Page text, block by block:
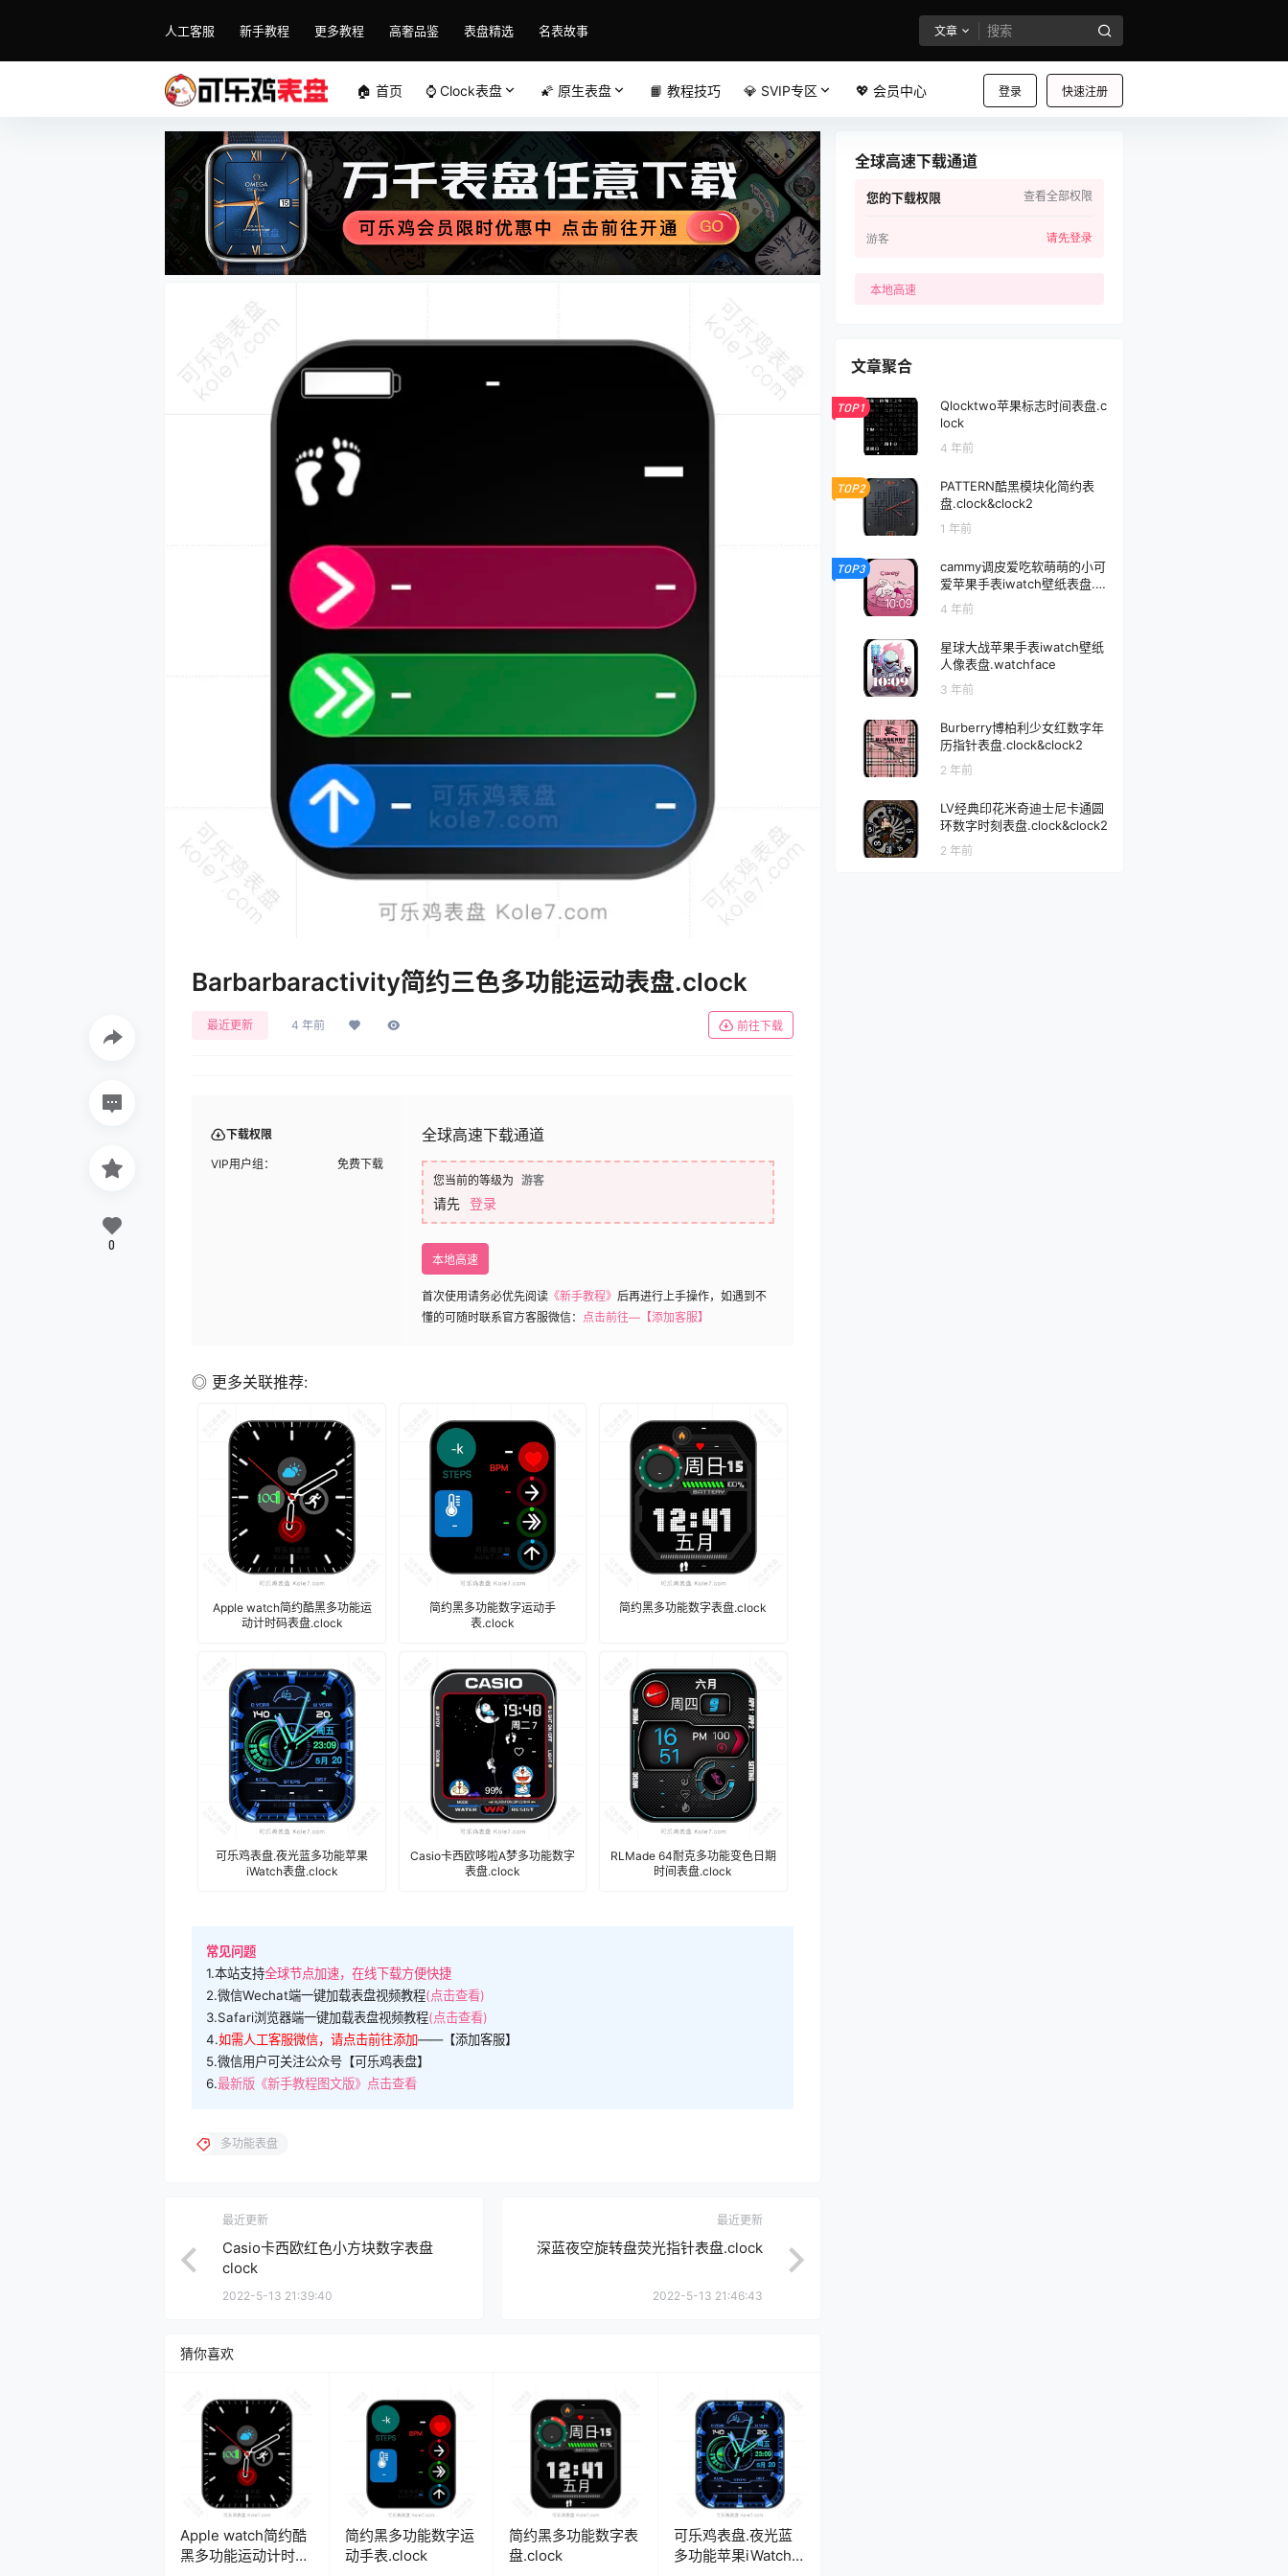
人工客服 新手教程 更多教程 高奢品鉴 表盘精选 名表故事 文章
登录 快速注册
🏠 首页 ⌚️ Clock表盘 🌠 原生表盘 📙 教程技巧 💎 SVIP专区 💖 会员中心
Barbarbaractivity简约三色多功能运动表盘.clock
最近更新 4 年前 前往下载
下载权限
VIP用户组： 免费下载
全球高速下载通道
您当前的等级为 游客
请先 登录
本地高速
首次使用请务必优先阅读 《新手教程》 后再进行上手操作，如遇到不
懂的可随时联系官方客服微信： 点击前往—【添加客服】
◎ 更多关联推荐:
Apple watch简约酷黑多功能运
动计时码表盘.clock
简约黑多功能数字运动手
表.clock
简约黑多功能数字表盘.clock
可乐鸡表盘.夜光蓝多功能苹果
iWatch表盘.clock
Casio卡西欧哆啦A梦多功能数字
表盘.clock
RLMade 64耐克多功能变色日期
时间表盘.clock
常见问题
1.本站支持全球节点加速，在线下载方便快捷
2.微信Wechat端一键加载表盘视频教程(点击查看)
3.Safari浏览器端一键加载表盘视频教程(点击查看)
4.如需人工客服微信，请点击前往添加——【添加客服】
5.微信用户可关注公众号【可乐鸡表盘】
6.最新版《新手教程图文版》点击查看
0
多功能表盘
最近更新
Casio卡西欧红色小方块数字表盘
clock
2022-5-13 21:39:40
最近更新
深蓝夜空旋转盘荧光指针表盘.clock
2022-5-13 21:46:43
猜你喜欢
Apple watch简约酷
黑多功能运动计时码
简约黑多功能数字运
动手表.clock
简约黑多功能数字表
盘.clock
可乐鸡表盘.夜光蓝
多功能苹果iWatch表
全球高速下载通道
您的下载权限 查看全部权限
游客 请先登录
本地高速
文章聚合
TOP1
Qlocktwo苹果标志时间表盘.c
lock
4 年前
TOP2
PATTERN酷黑模块化简约表
盘.clock&clock2
1 年前
TOP3
cammy调皮爱吃软萌萌的小可
爱苹果手表iwatch壁纸表盘.w
atchface
4 年前
星球大战苹果手表iwatch壁纸
人像表盘.watchface
3 年前
Burberry博柏利少女红数字年
历指针表盘.clock&clock2
2 年前
LV经典印花米奇迪士尼卡通圆
环数字时刻表盘.clock&clock2
2 年前